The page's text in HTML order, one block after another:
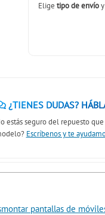
Eligetipo de envío
¿TIENES DUDAS?
estás seguro del repuesto
Escríbenos y te
pantallas de